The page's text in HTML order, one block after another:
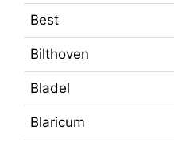
Best
Bilthoven
Bladel
Blaricum